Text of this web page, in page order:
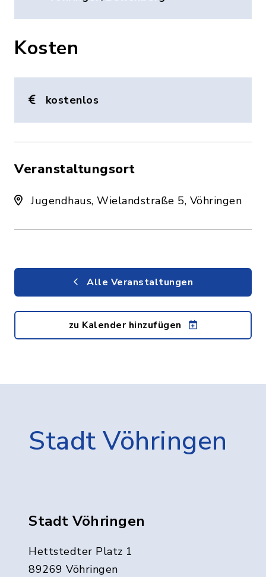
Kosten
kostenlos
Veranstaltungsort
Jugendhaus, Wielandstraße 5, Vöhringen
Alle Veranstaltungen
zu Kalender hinzufügen
Stadt Vöhringen
Stadt Vöhringen
Hettstedter Platz 1
89269 Vöhringen